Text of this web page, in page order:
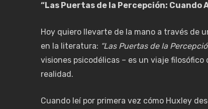
“Las Puertas de la Percepción: Cuando
Hoy quiero llevarte de la mano a través de
en la literatura: “Las Puertas de la
visiones psicodélicas – es un viaje
realidad.
Cuando leí por primera vez cómo Huxley